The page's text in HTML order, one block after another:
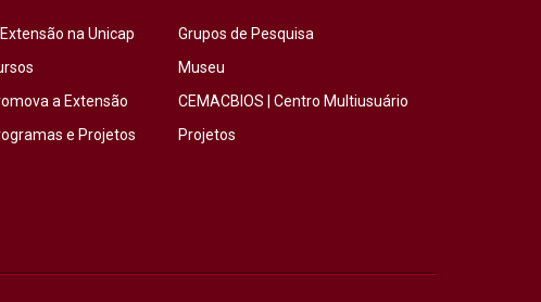
na Unicap
a Extensão
e Projetos
Grupos de Pesquisa
Museu
CEMACBIOS | Centro Multiusuário
Projetos